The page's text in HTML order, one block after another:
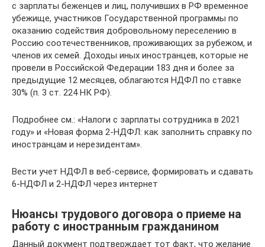
с зарплаты беженцев и лиц, получивших в РФ временное
убежище, участников Государственной программы по
оказанию содействия добровольному переселению в
Россию соотечественников, проживающих за рубежом, и
членов их семей. Доходы иных иностранцев, которые не
провели в Российской Федерации 183 дня и более за
предыдущие 12 месяцев, облагаются НДФЛ по ставке
30% (п. 3 ст. 224 НК РФ).
Подробнее см.: «Налоги с зарплаты сотрудника в 2021
году» и «Новая форма 2-НДФЛ: как заполнить справку по
иностранцам и нерезидентам».
Вести учет НДФЛ в веб‑сервисе, формировать и сдавать
6‑НДФЛ и 2‑НДФЛ через интернет
Нюансы трудового договора о приеме на
работу с иностранным гражданином
Данный документ подтверждает тот факт, что желание